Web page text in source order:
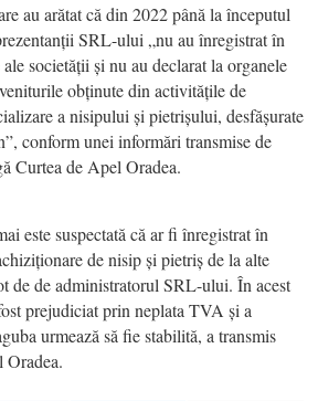
au arătat că din 2022 până la începutul
SRL-ului „nu au înregistrat în
societății și nu au declarat la organele
obținute din activitățile de
a nisipului și pietrișului, desfășurate
conform unei informări transmise de
Curtea de Apel Oradea.
este suspectată că ar fi înregistrat în
de nisip și pietriș de la alte
de de administratorul SRL-ului. În acest
prejudiciat prin neplata TVA și a
urmează să fie stabilită, a transmis